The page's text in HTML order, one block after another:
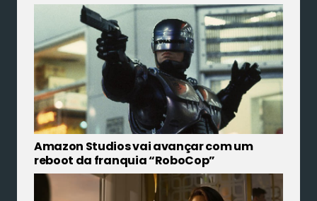
Amazon Studios vai avançar com um
reboot da franquia “RoboCop”